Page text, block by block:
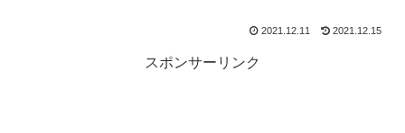
2021.12.11 2021.12.15
スポンサーリンク